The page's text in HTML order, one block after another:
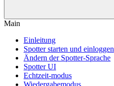
Main
Einleitung
Spotter starten und einloggen
Ändern der Spotter-Sprache
Spotter UI
Echtzeit-modus
Wiedergabemodus